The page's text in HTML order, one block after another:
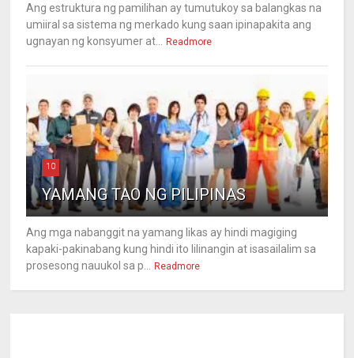
Ang estruktura ng pamilihan ay tumutukoy sa balangkas na
umiiral sa sistema ng merkado kung saan ipinapakita ang
ugnayan ng konsyumer at...
Readmore
10
YAMANG TAO NG PILIPINAS
Ang mga nabanggit na yamang likas ay hindi magiging
kapaki-pakinabang kung hindi ito lilinangin at isasailalim sa
prosesong nauukol sa p...
Readmore